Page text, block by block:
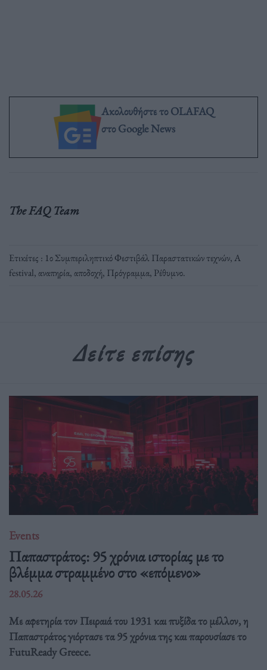
Ακολουθήστε το OLAFAQ
στο Google News
The FAQ Team
Ετικέτες : 1ο Συμπεριληπτικό Φεστιβάλ Παραστατικών τεχνών,A
festival,αναπηρία,αποδοχή, Πρόγραμμα, Ρέθυμνο.
Δείτε επίσης
Events
Παπαστράτος: 95 χρόνια ιστορίας με το
βλέμμα στραμμένο στο «επόμενο»
28.05.26
Με αφετηρία τον Πειραιά του 1931 και πυξίδα το μέλλον, η
Παπαστράτος γιόρτασε τα 95 χρόνια της και παρουσίασε το
FutuReady Greece.